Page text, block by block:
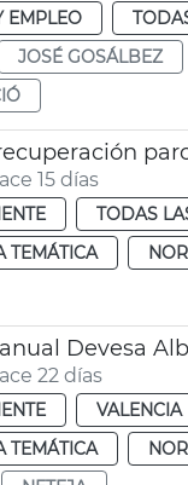
EMPLEO
JOSÉ GOSÁLBEZ
15 días
TODAS
TEMÁTICA
Devesa
22 días
VALENCIA
TEMÁTICA